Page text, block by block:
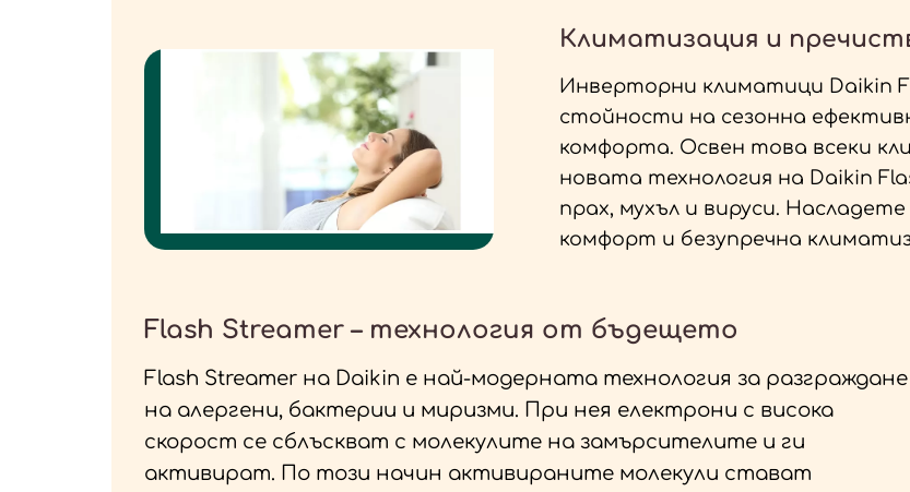
Климатизация и
Инверторни климатици Daikin
стойности на сезонна
комфорта. Освен това всеки
новата технология на Daikin
прах, мухъл и вируси.
комфорт и безупречна
Flash Streamer – технология от бъдещето
Flash Streamer на Daikin е най-модерната технология за разграждане
на алергени, бактерии и миризми. При нея електрони с висока
скорост се сблъскват с молекулите на замърсителите и ги
активират. По този начин активираните молекули стават